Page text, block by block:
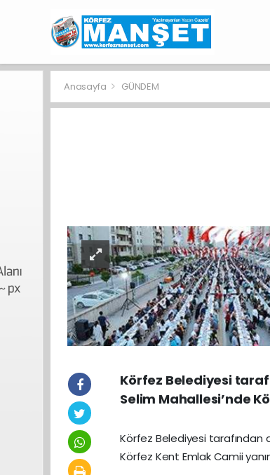
Anasayfa GÜNDEM
Körfez Belediyesi
Selim Mahallesi’nde
Körfez Belediyesi tarafından
Körfez Kent Emlak Camii